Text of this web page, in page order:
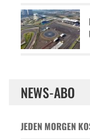
NEWS-ABO
JEDEN MORGEN